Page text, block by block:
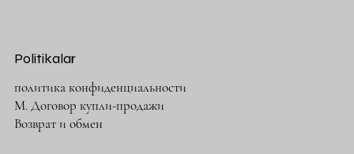
Politikalar
политика конфиденциальности
М. Договор купли-продажи
Возврат и обмен